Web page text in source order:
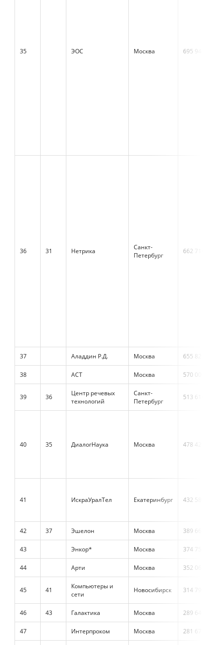
35 ЭОС Москва 695 945
36 31 Нетрика
Санкт-
Петербург
662 710
37 Аладдин Р.Д. Москва 655 828
38 АСТ Москва 570 000
39 36
Центр речевых
технологий
Санкт-
Петербург
513 610
40 35 ДиалогНаука Москва 478 427
41 ИскраУралТел Екатеринбург 432 580
42 37 Эшелон Москва 389 667
43 Энкор* Москва 374 757
44 Арти Москва 352 063
45 41
Компьютеры и
сети
Новосибирск 314 790
46 43 Галактика Москва 289 640
47 Интерпроком Москва 281 672